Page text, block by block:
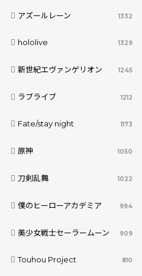
アズールレーン 1332
hololive 1329
新世紀エヴァンゲリオン 1245
ラブライブ 1212
Fate/stay night 1173
原神 1050
刀剣乱舞 1022
僕のヒーローアカデミア 994
美少女戦士セーラームーン 909
Touhou Project 810